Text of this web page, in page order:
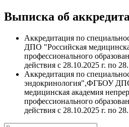
Выписка об
Аккредитация по
ДПО "Российская
профессионального
действия с 28.10.2025 г. по
Аккредитация по
эндокринология",ФГБОУ
медицинская академия
профессионального
действия с 28.10.2025 г. по